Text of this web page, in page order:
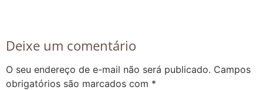
Deixe um comentário
O seu endereço de e-mail não será publicado. Campos
obrigatórios são marcados com *